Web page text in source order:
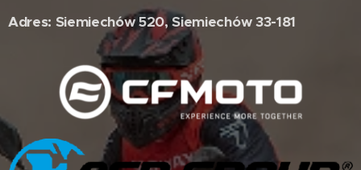
Adres: Siemiechów 520, Siemiechów 33-181